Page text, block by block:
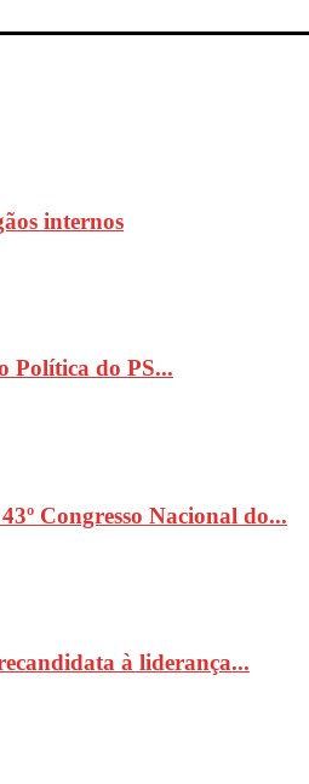
internos
Política do PS...
Congresso Nacional do...
à liderança...